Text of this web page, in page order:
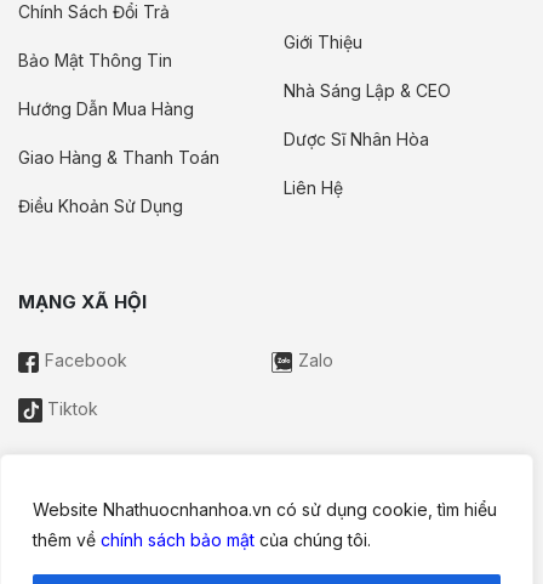
Website Nhathuocnhanhoa.vn có sử dụng cookie, tìm hiểu
thêm về chính sách bảo mật của chúng tôi.
Chính Sách Đổi Trả
Bảo Mật Thông Tin
Hướng Dẫn Mua Hàng
Giao Hàng & Thanh Toán
Điều Khoản Sử Dụng
Giới Thiệu
Nhà Sáng Lập & CEO
Dược Sĩ Nhân Hòa
Liên Hệ
MẠNG XÃ HỘI
Facebook Zalo
Tiktok
Thông tin trên website này chỉ mang tính chất nội bộ tham khảo;